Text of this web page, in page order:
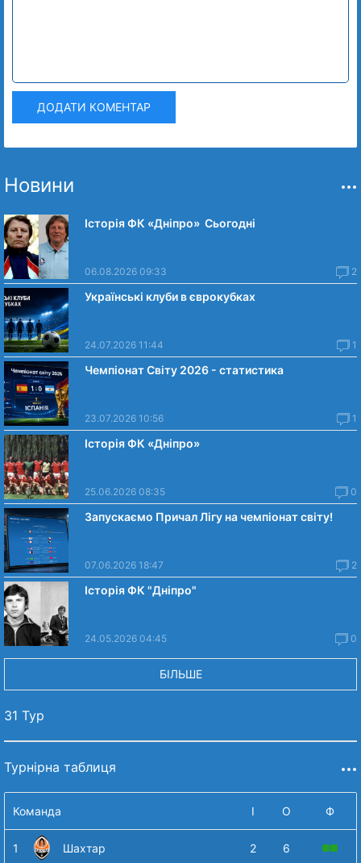
ДОДАТИ КОМЕНТАР
Новини
Історія ФК «Дніпро» Сьогодні
06.08.2026 09:33 2
Українські клуби в єврокубках
24.07.2026 11:44 1
Чемпіонат Світу 2026 - статистика
23.07.2026 10:56 1
Історія ФК «Дніпро»
25.06.2026 08:35 0
Запускаємо Причал Лігу на чемпіонат світу!
07.06.2026 18:47 2
Історія ФК "Дніпро"
24.05.2026 04:45 0
БІЛЬШЕ
31 Тур
Турнірна таблиця
Команда І О Ф
1 Шахтар 2 6